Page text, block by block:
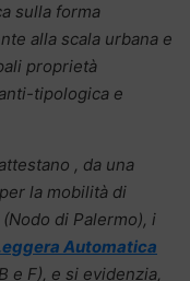
sulla forma
alla scala urbana e
proprietà
tipologica e
, da una
la mobilità di
(Nodo di Palermo), i
Automatica
e F), e si evidenzia,